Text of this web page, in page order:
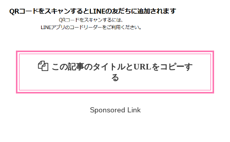
この記事のタイトルとURLをコピーす
る
Sponsored Link